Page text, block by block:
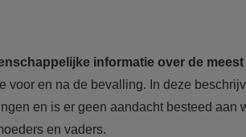
informatie over de
voor en na de bevalling. In deze
en is er geen aandacht besteed aan
en vaders.